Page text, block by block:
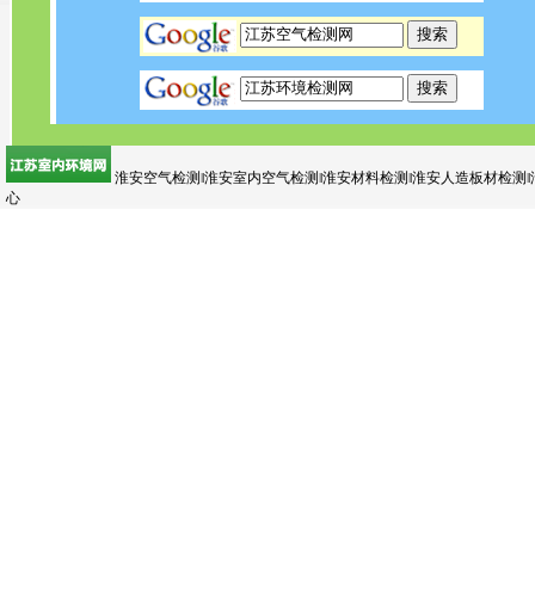
淮安空气检测‖淮安室内空气检测‖淮安材料检测‖淮安人造板材检
心